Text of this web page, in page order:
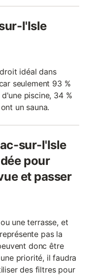
l'Isle
idéal dans
seulement 93 %
piscine, 34 %
un sauna.
sur-l'Isle
pour
et passer
une terrasse, et
pas la
donc être
priorité, il faudra
des filtres pour